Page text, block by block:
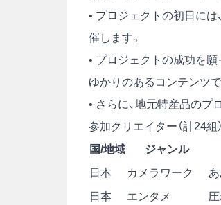
• プロジェクトの初日に
催します。
• プロジェクトの成功を願
ゆかりのあるコンテンツ
• さらに、地元特産品のプ
参加クリエイター（計24組）
国/地域
ジャンル
日本
カメラワーク
日本
エンタメ